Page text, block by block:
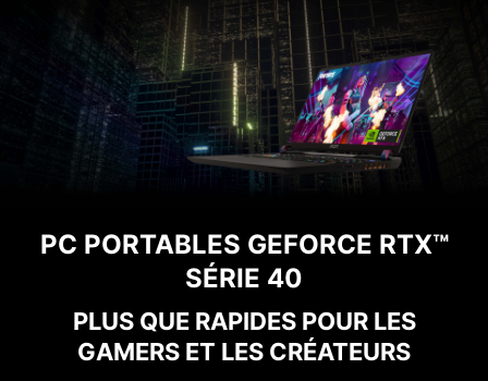
PC PORTABLES GEFORCE RTX™
SÉRIE 40
PLUS QUE RAPIDES POUR LES
GAMERS ET LES CRÉATEURS